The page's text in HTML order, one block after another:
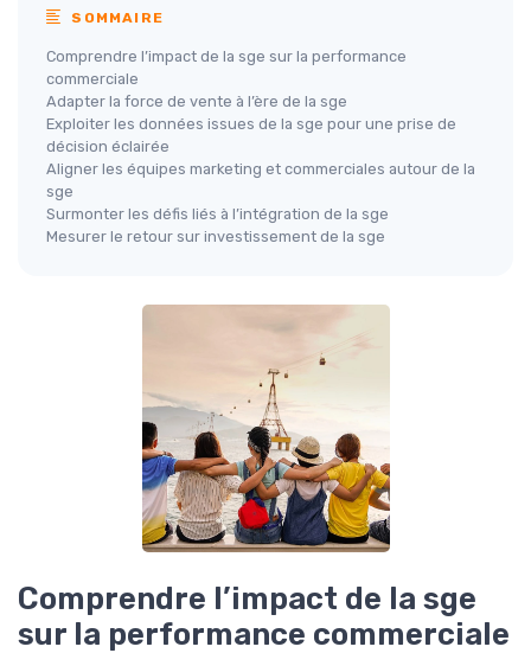
SOMMAIRE
Comprendre l’impact de la sge sur la performance
commerciale
Adapter la force de vente à l’ère de la sge
Exploiter les données issues de la sge pour une prise de
décision éclairée
Aligner les équipes marketing et commerciales autour de la
sge
Surmonter les défis liés à l’intégration de la sge
Mesurer le retour sur investissement de la sge
Comprendre l’impact de la sge
sur la performance commerciale